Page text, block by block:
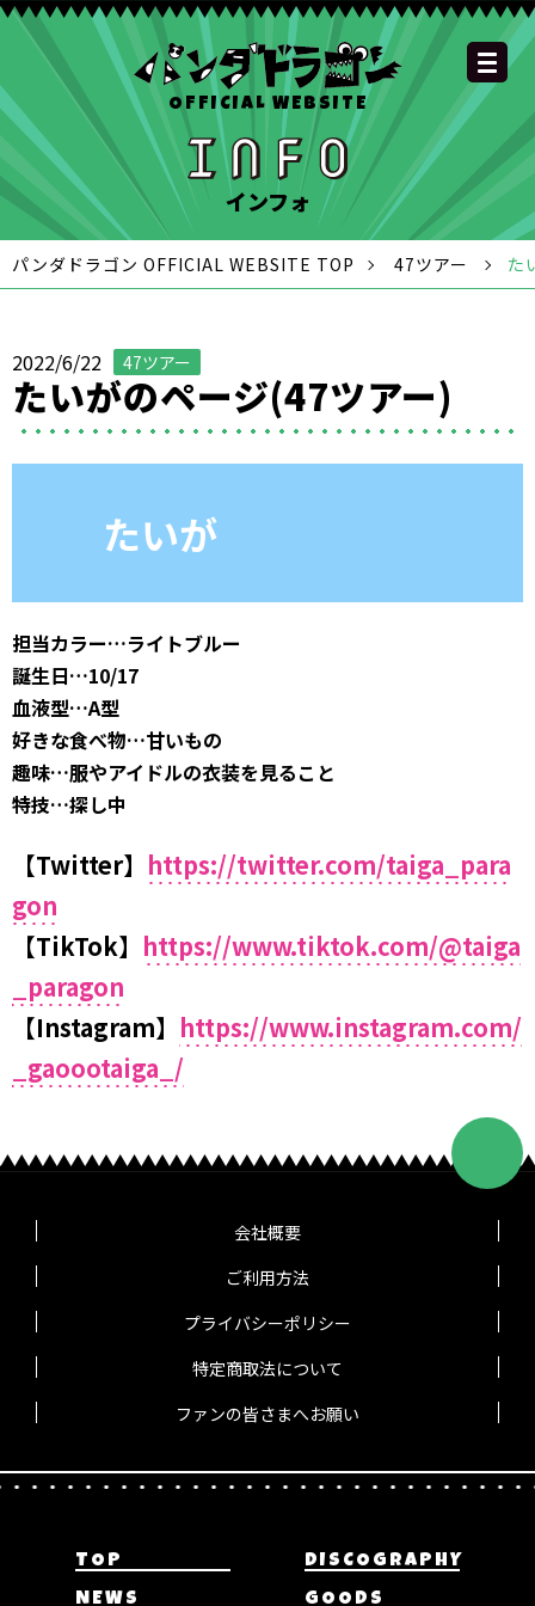
OFFICIAL WEBSITEOFFICIAL SITE TOP
NEWS MEMBER
SCHEDULE DISCOGRAPHY
GOODS
FAQ CONTACT
YOUTUBE
CHANNEL
INSTAGRAM
OFFICIAL
TWITTER
OFFICIAL LINE
ACCOUNT
OFFICIAL
TIKTOK
インフォ
パンダドラゴン OFFICIAL WEBSITE TOP 47ツアー た
2022/6/22 47ツアー
たいがのページ(47ツアー)
たいが
担当カラー…ライトブルー
誕生日…10/17
血液型…A型
好きな食べ物…甘いもの
趣味…服やアイドルの衣装を見ること
特技…探し中
【Twitter】 https://twitter.com/taiga_para
gon​
【TikTok】 https://www.tiktok.com/@taiga
_paragon
【Instagram】 https://www.instagram.com/
_gaoootaiga_/
会社概要
ご利用方法
プライバシーポリシー
特定商取法について
ファンの皆さまへお願い
TOP
DISCOGRAPHY
NEWS
GOODS